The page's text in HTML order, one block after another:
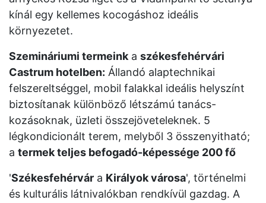
kínál egy kellemes kocogáshoz ideális
környezetet.
Szemináriumi termeink a székesfehérvári
Castrum hotelben: Állandó alaptechnikai
felszereltséggel, mobil falakkal ideális helyszínt
biztosítanak különböző létszámú tanács-
kozásoknak, üzleti összejöveteleknek. 5
légkondicionált terem, melyből 3 összenyitható;
a termek teljes befogadó-képessége 200 fő
'Székesfehérvár a Királyok városa', történelmi
és kulturális látnivalókban rendkívül gazdag. A